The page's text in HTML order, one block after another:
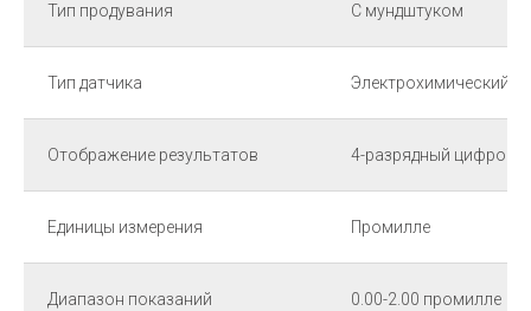
Тип продувания С мундштуком
Тип датчика Электрохимический
Отображение результатов 4-разрядный
Единицы измерения Промилле
Диапазон показаний 0.00-2.00 промилле